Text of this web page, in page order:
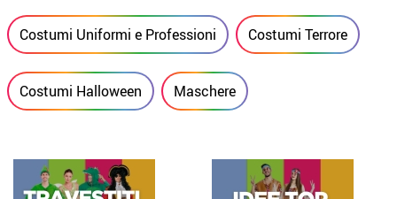
Costumi Uniformi e Professioni Costumi Terrore
Costumi Halloween Maschere